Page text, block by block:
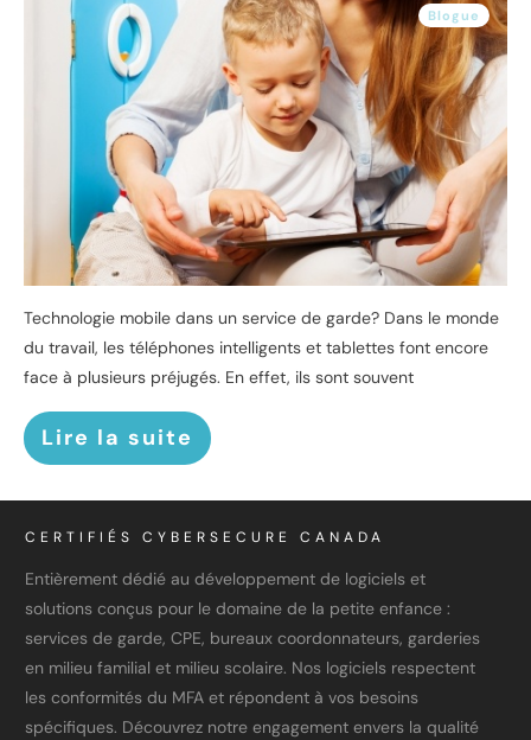
Blogue
Technologie mobile dans un service de garde? Dans le monde
du travail, les téléphones intelligents et tablettes font encore
face à plusieurs préjugés. En effet, ils sont souvent
Lire la suite
CERTIFIÉS CYBERSECURE CANADA
Entièrement dédié au développement de logiciels et
solutions conçus pour le domaine de la petite enfance :
services de garde, CPE, bureaux coordonnateurs, garderies
en milieu familial et milieu scolaire. Nos logiciels respectent
les conformités du MFA et répondent à vos besoins
spécifiques. Découvrez notre engagement envers la qualité